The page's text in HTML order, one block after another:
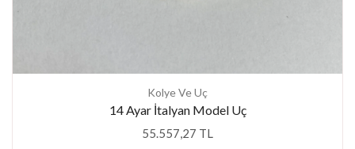
Kolye Ve Uç
14 Ayar İtalyan Model Uç
55.557,27 TL